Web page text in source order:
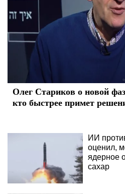
Олег Стариков о новой
кто быстрее примет
ИИ
оценил,
ядерное
сахар